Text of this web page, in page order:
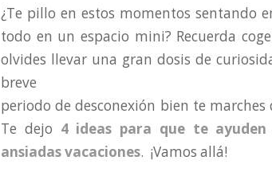
¿Te pillo en estos momentos sentando
todo en un espacio mini? Recuerda
olvides llevar una gran dosis de
breve
periodo de desconexión bien te marches
Te dejo 4 ideas para que te
ansiadas vacaciones. ¡Vamos allá!